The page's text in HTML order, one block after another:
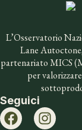
L’Osservatorio
Lane
partenariato MICS
per
Seguici